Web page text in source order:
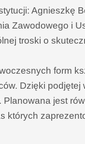
Agnieszkę
Zawodowego i
troski o
form
Dzięki
jest